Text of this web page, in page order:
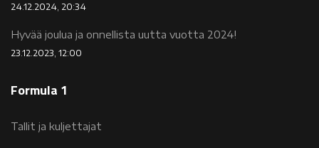
24.12.2024, 20:34
Hyvää joulua ja onnellista uutta vuotta 2024!
23.12.2023, 12:00
Formula 1
Tallit ja kuljettajat